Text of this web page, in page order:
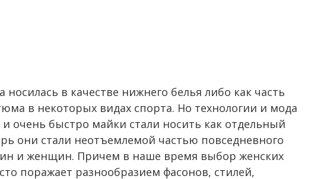
носилась в качестве нижнего белья либо как часть
в некоторых видах спорта. Но технологии и мода
и очень быстро майки стали носить как отдельный
они стали неотъемлемой частью повседневного
и женщин. Причем в наше время выбор женских
поражает разнообразием фасонов, стилей,